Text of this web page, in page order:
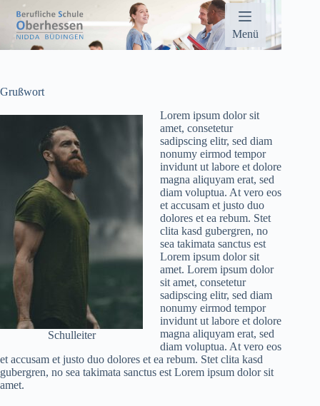
Inhalt
springen
Menü
Grußwort
Schulleiter
Lorem ipsum dolor sit
amet, consetetur
sadipscing elitr, sed diam
nonumy eirmod tempor
invidunt ut labore et dolore
magna aliquyam erat, sed
diam voluptua. At vero eos
et accusam et justo duo
dolores et ea rebum. Stet
clita kasd gubergren, no
sea takimata sanctus est
Lorem ipsum dolor sit
amet. Lorem ipsum dolor
sit amet, consetetur
sadipscing elitr, sed diam
nonumy eirmod tempor
invidunt ut labore et dolore
magna aliquyam erat, sed
diam voluptua. At vero eos
et accusam et justo duo dolores et ea rebum. Stet clita kasd
gubergren, no sea takimata sanctus est Lorem ipsum dolor sit
amet.